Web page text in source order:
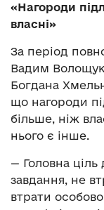
«Нагороди
власні»
За період
Вадим
Богдана
що нагороди
більше, ніж
нього є інше.
— Головна
завдання, не
втрати